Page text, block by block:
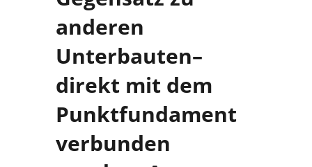
anderen
Unterbauten–
direkt mit dem
Punktfundament
verbunden